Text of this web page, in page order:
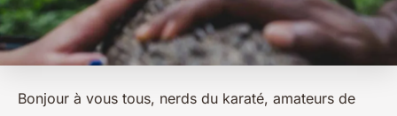
Bonjour à vous tous, nerds du karaté, amateurs de